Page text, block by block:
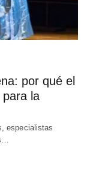
por qué el
para la
especialistas